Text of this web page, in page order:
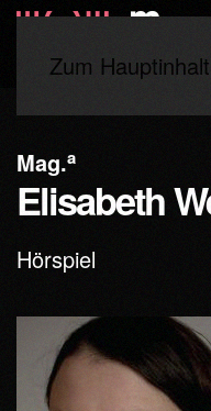
Zum
Mag.a
Elisabeth
Hörspiel